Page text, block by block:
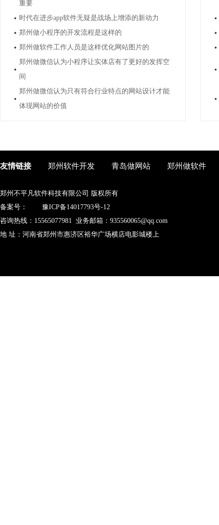
重要
时代在进步app软件无疑是战场上增添的新动力
郑州做小程序的开发流程是这样的
郑州做软件工作人员是这样优化网站图片的
郑州做微信认为小程序让实体店有了更好的发挥空
间
郑州做微信认为只有符合行业特点的网站设计才能
体现网站的价值
友情链接 郑州软件开发 青岛做网站 郑州做软件
郑州不平凡软件科技有限公司 版权所有
备案号：
豫ICP备14017793号-12
咨询热线：15565077981 业务邮箱：935560065@qq.com
地 址：河南省郑州市惠济区裕华广场横店电影城楼上